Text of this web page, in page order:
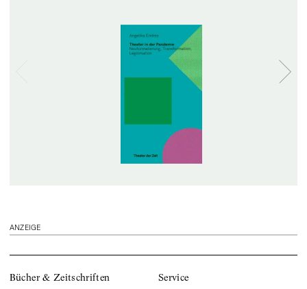
ANZEIGE
Bücher & Zeitschriften Service